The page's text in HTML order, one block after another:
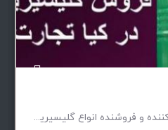
بازرگانی کیا تجارت مهر وارد کننده و فروشنده انواع گلیسیرین بهداشتی،خوراکی و صنعتی موجود در انبار تهران…